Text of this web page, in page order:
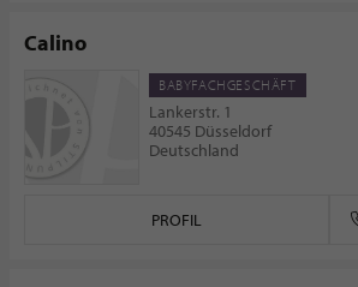
Calino
BABYFACHGESCHÄFT
Lankerstr. 1
40545 Düsseldorf
Deutschland
PROFIL